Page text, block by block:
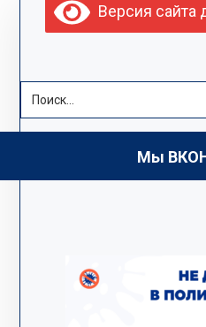
Версия сайта
Мы